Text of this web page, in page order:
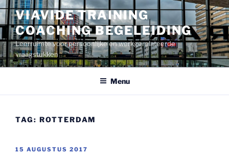
Ga
naar
de
inhoud
VIAVIDE TRAINING
COACHING BEGELEIDING
Leerruimte voor persoonlijke en werkgerelateerde
vraagstukken
Menu
TAG: ROTTERDAM
GEPLAATST
15 AUGUSTUS 2017